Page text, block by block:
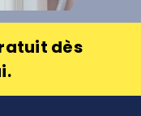
dès